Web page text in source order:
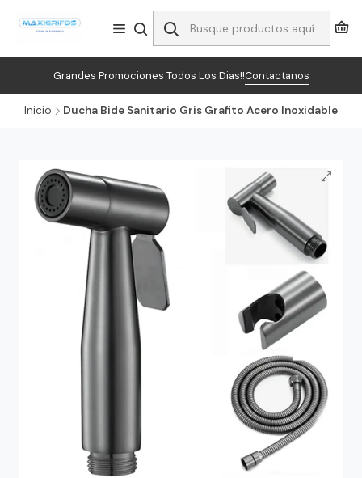
Grandes Promociones Todos Los Dias!!Contactanos
Inicio Ducha Bide Sanitario Gris Grafito Acero Inoxidable